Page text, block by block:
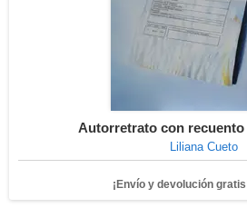
Autorretrato con recuento
Liliana Cueto
¡Envío y devolución